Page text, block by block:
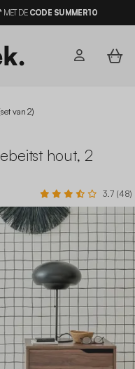
MET DE CODE SUMMER10
van 2)
hout, 2
3.7 (48)